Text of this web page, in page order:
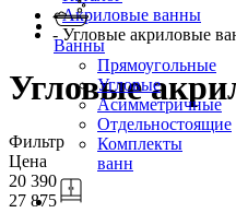
Ванны
Прямоугольные
Угловые
Асимметричные
Отдельностоящие
Комплекты
ванн
-Акриловые ванны
- Угловые акриловые
Угловые
Фильтр
Цена
20 390
27 875